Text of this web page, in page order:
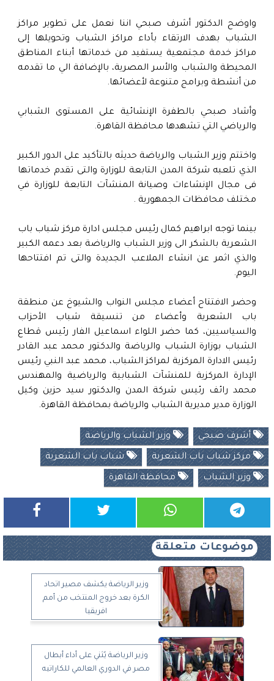
واوضح الدكتور أشرف صبحي اننا نعمل على تطوير مراكز
الشباب بهدف الارتقاء بأداء مراكز الشباب وتحويلها إلى
مراكز خدمة مجتمعية يستفيد من خدماتها أبناء المناطق
المحيطة والشباب والأسر المصرية، بالإضافة الي ما تقدمه
من أنشطة وبرامج متنوعة لأعضائها.
وأشاد صبحي بالطفرة الإنشائية على المستوى الشبابي
والرياضي التي تشهدها محافظة القاهرة.
واختتم وزير الشباب والرياضة حديثه بالتأكيد على الدور الكبير
الذي تلعبه شركة المدن التابعة للوزارة والتى تقدم خدماتها
فى مجال الإنشاءات وصيانة المنشآت التابعة للوزارة في
مختلف محافظات الجمهورية .
بينما توجه ابراهيم كمال رئيس مجلس ادارة مركز شباب باب
الشعرية بالشكر الى وزير الشباب والرياضة بعد دعمه الكبير
والذي اثمر عن انشاء الملاعب الجديدة والتى تم افتتاحها
اليوم.
وحضر الافتتاح أعضاء مجلس النواب والشيوخ عن منطقة
باب الشعرية وأعضاء من تنسيقة شباب الأحزاب
والسياسيين، كما حضر اللواء اسماعيل الفار رئيس قطاع
الشباب بوزارة الشباب والرياضة والدكتور محمد عبد القادر
رئيس الادارة المركزية لمراكز الشباب، محمد عبد النبي رئيس
الإدارة المركزية للمنشآت الشبابية والرياضية والمهندس
محمد رائف رئيس شركة المدن والدكتور سيد حزين وكيل
الوزارة مدير مديرية الشباب والرياضة بمحافظة القاهرة.
أشرف صبحي وزير الشباب والرياضة
مركز شباب باب الشعرية شباب باب الشعرية
وزير الشباب محافظة القاهرة
موضوعات متعلقة
وزير الرياضة يكشف مصير اتحاد
الكرة بعد خروج المنتخب من أمم
افريقيا
وزير الرياضة يُثني على أداء أبطال
مصر في الدوري العالمي للكاراتيه